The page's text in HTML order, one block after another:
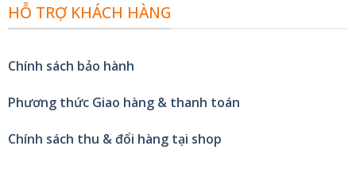
HỖ TRỢ KHÁCH HÀNG
Chính sách bảo hành
Phương thức Giao hàng & thanh toán
Chính sách thu & đổi hàng tại shop